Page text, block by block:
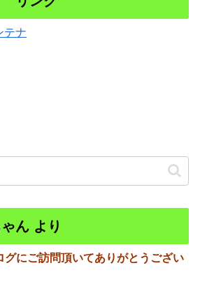
テナ
ん より
グにご訪問頂いてありがとうござい